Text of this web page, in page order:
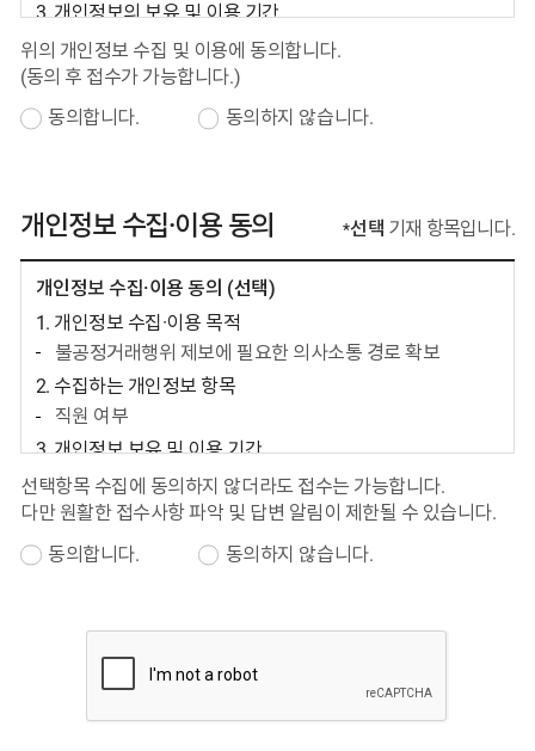
3. 개인정보의 보유 및 이용 기간
접수일로부터 3년
법령에 따라 보관하여야 하는 정보는 관련 법령에서 정한
4. 동의를 거부할 권리와 동의를 거부할 경우의 불이익
알려드립니다.
위의 개인정보 수집 및 이용에 동의합니다.
(동의 후 접수가 가능합니다.)
동의합니다.
동의하지 않습니다.
개인정보 수집·이용 동의 선택 기재 항목입니다.
개인정보 수집·이용 동의 (선택)
1. 개인정보 수집·이용 목적
불공정거래행위 제보에 필요한 의사소통 경로 확보
2. 수집하는 개인정보 항목
직원 여부
3. 개인정보 보유 및 이용 기간
접수일로부터 3년
법령에 따라 보관하여야 하는 정보는 관련 법령에서 정한
4. 동의를 거부할 권리와 동의를 거부할 경우의 불이익
있으며, 동의를 거부하더라도 서비스 이용이 가능합니다.
선택항목 수집에 동의하지 않더라도 접수는 가능합니다.
다만 원활한 접수사항 파악 및 답변 알림이 제한될 수 있습니다.
동의합니다.
동의하지 않습니다.